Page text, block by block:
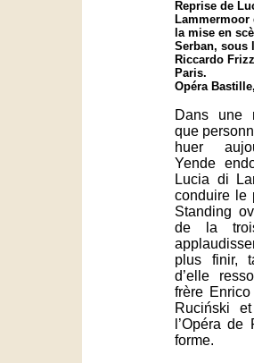
Reprise de
Lammermoor
la mise en
Serban, sous
Riccardo
Paris.
Opéra
Dans une
que
huer
Yende
Lucia di
conduire le
Standing
de la
plus finir,
d’elle
frère
Ruciński
l’Opéra
forme.